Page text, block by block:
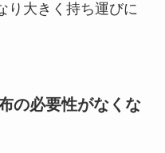
り大きく持ち運びに
の必要性がなくな